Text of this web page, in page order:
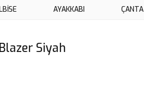
AYAKKABI ÇANTA
Siyah